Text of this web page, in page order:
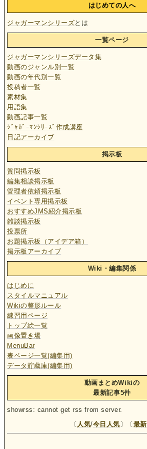
はじめての人へ
ジャガーマンシリーズとは
一覧ページ
ジャガーマンシリーズデータ集
動画のジャンル別一覧
動画の年代別一覧
投稿者一覧
素材集
用語集
動画記事一覧
ｼﾞｬｶﾞｰﾏﾝｼﾘｰｽﾞ作成講座
日記アーカイブ
掲示板
質問掲示板
編集相談掲示板
管理者依頼掲示板
イベント専用掲示板
おすすめJMS紹介掲示板
雑談掲示板
投票所
お題掲示板（アイデア箱）
掲示板アーカイブ
Wiki・編集関係
はじめに
スタイルマニュアル
Wikiの整形ルール
練習用ページ
トップ絵一覧
画像置き場
MenuBar
表ページ一覧(編集用)
データ貯蔵庫(編集用)
動画まとめWikiの
最新記事5件
showrss: cannot get rss from server.
〔 人気/今日人気 〕〔 最新